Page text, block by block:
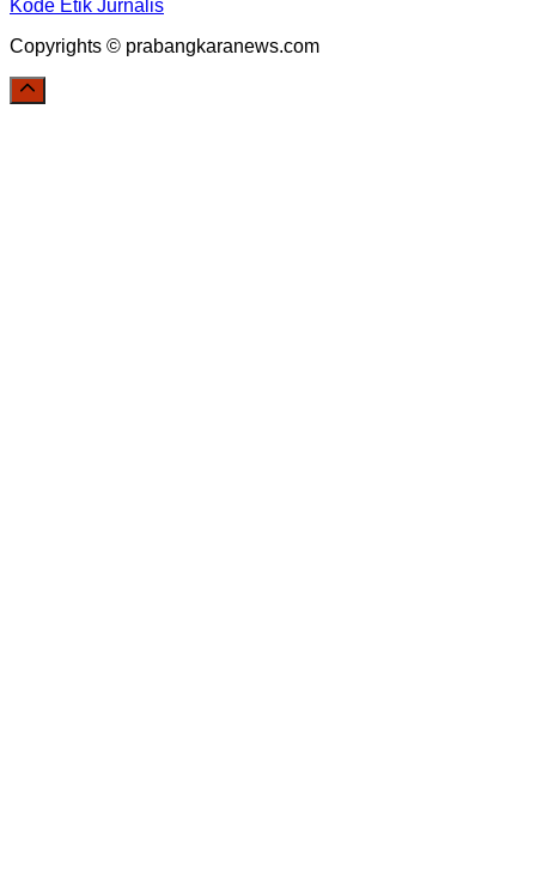
Kode Etik Jurnalis
Copyrights © prabangkaranews.com